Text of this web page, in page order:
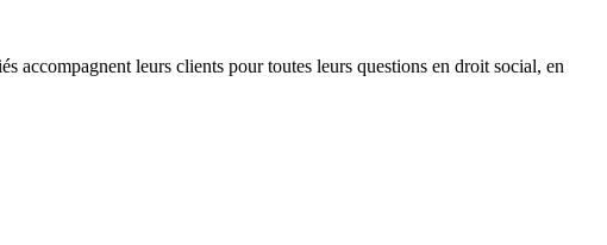
accompagnent leurs clients pour toutes leurs questions en droit social, en